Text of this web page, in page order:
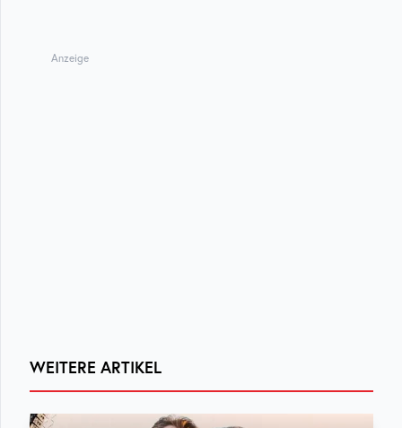
Anzeige
WEITERE ARTIKEL